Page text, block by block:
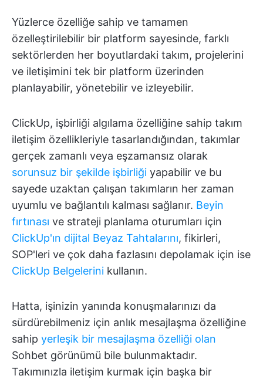
Yüzlerce özelliğe sahip ve tamamen
özelleştirilebilir bir platform sayesinde, farklı
sektörlerden her boyutlardaki takım, projelerini
ve iletişimini tek bir platform üzerinden
planlayabilir, yönetebilir ve izleyebilir.
ClickUp, işbirliği algılama özelliğine sahip takım
iletişim özellikleriyle tasarlandığından, takımlar
gerçek zamanlı veya eşzamansız olarak
sorunsuz bir şekilde işbirliği yapabilir ve bu
sayede uzaktan çalışan takımların her zaman
uyumlu ve bağlantılı kalması sağlanır. Beyin
fırtınası ve strateji planlama oturumları için
ClickUp'ın dijital Beyaz Tahtalarını, fikirleri,
SOP'leri ve çok daha fazlasını depolamak için ise
ClickUp Belgelerini kullanın.
Hatta, işinizin yanında konuşmalarınızı da
sürdürebilmeniz için anlık mesajlaşma özelliğine
sahip yerleşik bir mesajlaşma özelliği olan
Sohbet görünümü bile bulunmaktadır.
Takımınızla iletişim kurmak için başka bir